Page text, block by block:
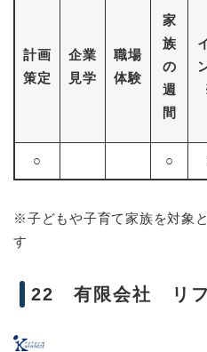
計画
策定
企業
見学
職場
体験
家
族
の
週
間
○ ○
※子どもや子育て家族を対象
す
22 有限会社 リフ